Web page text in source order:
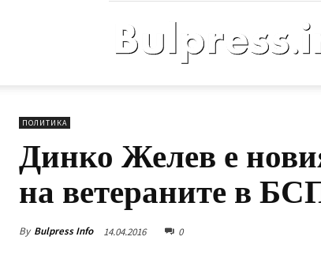
ПОЛИТИКА
Динко Желев е
на ветераните в
By Bulpress Info 14.04.2016 0